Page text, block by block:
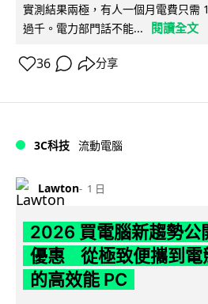
實測結果兩極，有人一個月電費只需
過千。電力部門話不能...
閱讀全文
36 分享
3C科技 流動電腦
Lawton 1 日
2026 買電腦新趨勢公
優惠 從極致便攜到電
的高效能 PC